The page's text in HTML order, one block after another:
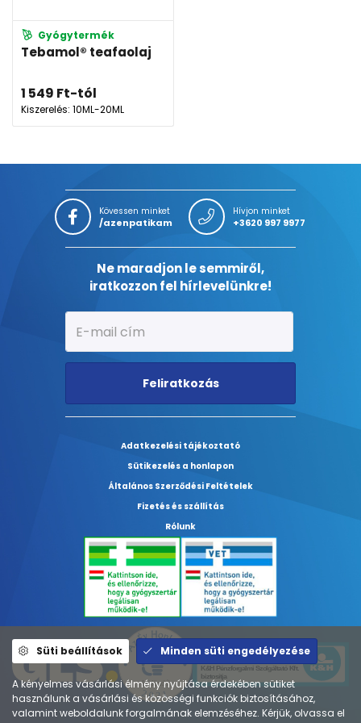
Gyógytermék
Tebamol® teafaolaj
1 549 Ft-tól
Kiszerelés: 10ML-20ML
Kövessen minket
/azenpatikam
Hívjon minket
+3620 997 9977
Ne maradjon le semmiről,
iratkozzon fel hírlevelünkre!
Feliratkozás
Adatkezelési tájékoztató
Sütikezelés a honlapon
Általános Szerződési Feltételek
Fizetés és szállítás
Rólunk
Süti beállítások Minden süti engedélyezése
A kényelmes vásárlási élmény nyújtása érdekében sütiket
használunk a vásárlási és közösségi funkciók biztosításához,
valamint weboldalunk forgalmának elemzéséhez. Kérjük, olvassa el